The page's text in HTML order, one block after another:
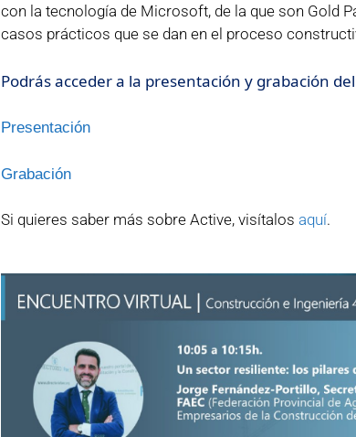
con la tecnología de Microsoft, de la que son Gold
casos prácticos que se dan en el proceso
Podrás acceder a la presentación y grabación
Presentación
Grabación
Si quieres saber más sobre Active, visítalos aquí.